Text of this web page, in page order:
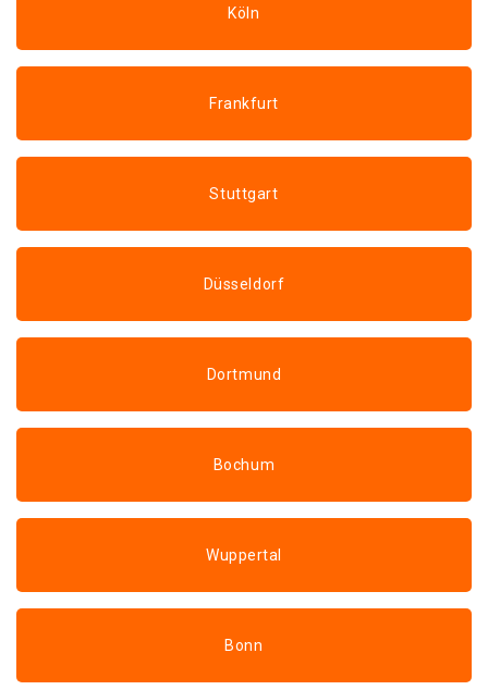
Köln
Frankfurt
Stuttgart
Düsseldorf
Dortmund
Bochum
Wuppertal
Bonn